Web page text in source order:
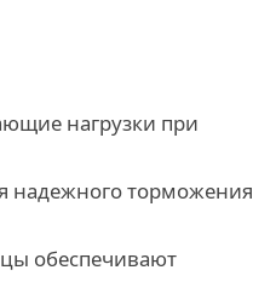
нагрузки при
надежного торможения
обеспечивают